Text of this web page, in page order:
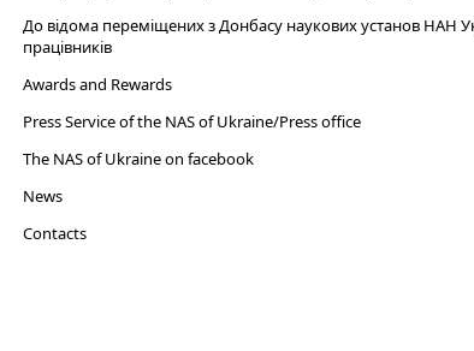
До відома переміщених з Донбасу наукових установ НАН
працівників
Awards and Rewards
Press Service of the NAS of Ukraine/Press office
The NAS of Ukraine on facebook
News
Сontacts